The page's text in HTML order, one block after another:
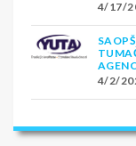
4/17/
4/2/